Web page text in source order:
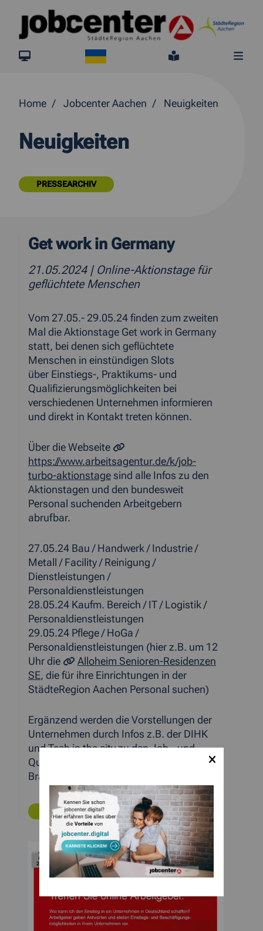
Springe direkt zum Inhalt
jobcenter.digital
Leichte
Home Jobcenter Aachen Neuigkeiten
Neuigkeiten
PRESSEARCHIV
Get work in Germany
21.05.2024 | Online-Aktionstage für
geflüchtete Menschen
Vom 27.05.- 29.05.24 finden zum zweiten
Mal die Aktionstage Get work in Germany
statt, bei denen sich geflüchtete
Menschen in einstündigen Slots
über Einstiegs-, Praktikums- und
Qualifizierungsmöglichkeiten bei
verschiedenen Unternehmen informieren
und direkt in Kontakt treten können.
Über die Webseite
https://www.arbeitsagentur.de/k/job-
turbo-aktionstage sind alle Infos zu den
Aktionstagen und den bundesweit
Personal suchenden Arbeitgebern
abrufbar.
27.05.24 Bau / Handwerk / Industrie /
Metall / Facility / Reinigung /
Dienstleistungen /
Personaldienstleistungen
28.05.24 Kaufm. Bereich / IT / Logistik /
Personaldienstleistungen
29.05.24 Pflege / HoGa /
Personaldienstleistungen (hier z.B. um 12
Uhr die
Alloheim Senioren-Residenzen
SE, die für ihre Einrichtungen in der
StädteRegion Aachen Personal suchen)
Ergänzend werden die Vorstellungen der
Unternehmen durch Infos z.B. der DIHK
und Tech in the city zu den Job,- und
Qualifizierungschancen in den jeweiligen
Branchen.
ZURÜCK